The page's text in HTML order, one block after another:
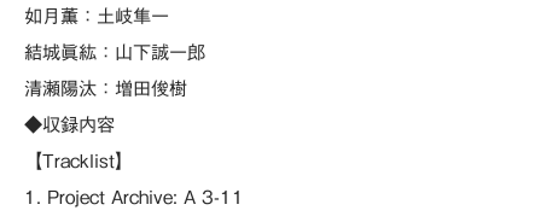
如月薫：土岐隼一
結城眞紘：山下誠一郎
清瀬陽汰：増田俊樹
◆収録内容
【Tracklist】
1. Project Archive: A 3-11